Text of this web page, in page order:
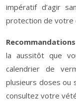
impératif d’agir
protection de votre
la aussitôt que
calendrier de
plusieurs doses ou
consultez votre